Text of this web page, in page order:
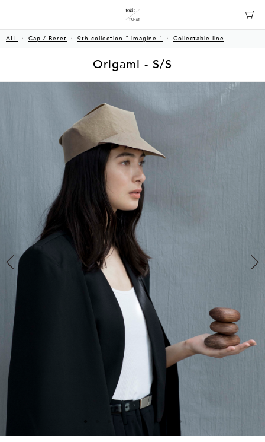
ALL Cap / Beret 9th collection " imagine " Collectable line
Origami - S/S